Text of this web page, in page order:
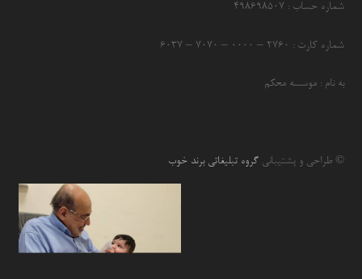
شماره حساب : ۴۹۸۶۹۸۵۰۷
شماره کارت : ۲۷۶۰ – ۰۰۰۰ – ۷۰۷۰ – ۶۰۳۷
به نام : موسسه محکم
© طراحی و پشتیبانیگروه تبلیغاتی برند خوب